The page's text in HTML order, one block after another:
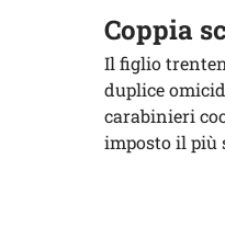
Coppia
Il figlio
duplice
carabinieri
imposto il più